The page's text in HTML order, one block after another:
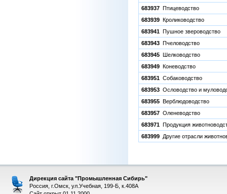
683937 Птицеводство
683939 Кролиководство
683941 Пушное звероводство
683943 Пчеловодство
683945 Шелководство
683949 Коневодство
683951 Собаководство
683953 Ословодство и
683955 Верблюдоводство
683957 Оленеводство
683971 Продукция
683999 Другие отрасли
Дирекция сайта "Промышленная Сибирь"
Россия, г.Омск, ул.Учебная, 199-Б, к.408А